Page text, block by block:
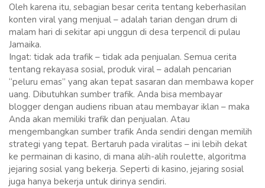
Oleh karena itu, sebagian besar cerita tentang keberhasilan
konten viral yang menjual – adalah tarian dengan drum di
malam hari di sekitar api unggun di desa terpencil di pulau
Jamaika.
Ingat: tidak ada trafik – tidak ada penjualan. Semua cerita
tentang rekayasa sosial, produk viral – adalah pencarian
“peluru emas” yang akan tepat sasaran dan membawa koper
uang. Dibutuhkan sumber trafik. Anda bisa membayar
blogger dengan audiens ribuan atau membayar iklan – maka
Anda akan memiliki trafik dan penjualan. Atau
mengembangkan sumber trafik Anda sendiri dengan memilih
strategi yang tepat. Bertaruh pada viralitas – ini lebih dekat
ke permainan di kasino, di mana alih-alih roulette, algoritma
jejaring sosial yang bekerja. Seperti di kasino, jejaring sosial
juga hanya bekerja untuk dirinya sendiri.